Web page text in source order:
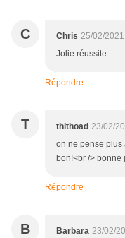
C Chris 25/02/
Jolie réussite
Répondre
T thithoad 23/02/
on ne pense plus
bon!<br /> bonne
Répondre
B Barbara 23/02/